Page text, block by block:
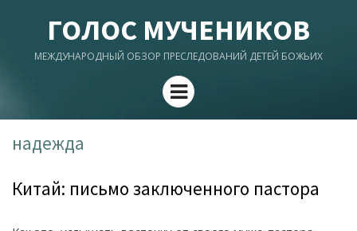
ГОЛОС МУЧЕНИКОВ
МЕЖДУНАРОДНЫЙ ОБЗОР ПРЕСЛЕДОВАНИЙ ДЕТЕЙ БОЖЬИХ
Menu
надежда
Китай: письмо заключенного пастора